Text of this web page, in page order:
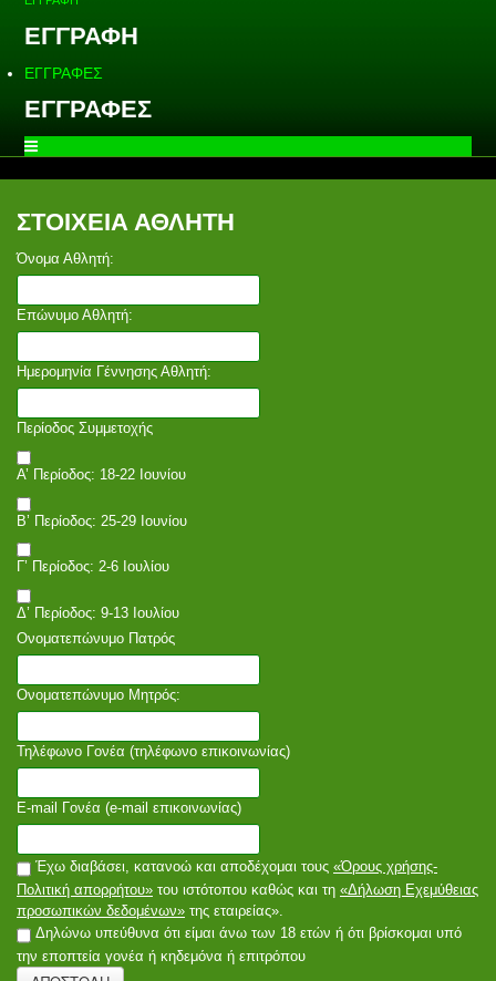
ΕΓΓΡΑΦΗ
ΕΓΓΡΑΦΕΣ
ΕΓΓΡΑΦΕΣ
ΣΤΟΙΧΕΙΑ ΑΘΛΗΤΗ
Όνομα Αθλητή:
Επώνυμο Αθλητή:
Ημερομηνία Γέννησης Αθλητή:
Περίοδος Συμμετοχής
Α’ Περίοδος: 18-22 Ιουνίου
Β’ Περίοδος: 25-29 Ιουνίου
Γ’ Περίοδος: 2-6 Ιουλίου
Δ’ Περίοδος: 9-13 Ιουλίου
Ονοματεπώνυμο Πατρός
Ονοματεπώνυμο Μητρός:
Τηλέφωνο Γονέα (τηλέφωνο επικοινωνίας)
E-mail Γονέα (e-mail επικοινωνίας)
Έχω διαβάσει, κατανοώ και αποδέχομαι τους «Όρους χρήσης-
Πολιτική απορρήτου» του ιστότοπου καθώς και τη «Δήλωση Εχεμύθειας
προσωπικών δεδομένων» της εταιρείας».
Δηλώνω υπεύθυνα ότι είμαι άνω των 18 ετών ή ότι βρίσκομαι υπό
την εποπτεία γονέα ή κηδεμόνα ή επιτρόπου